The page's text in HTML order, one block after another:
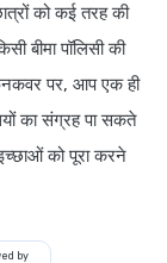
को कई तरह की
बीमा पॉलिसी की
पर, आप एक ही
का संग्रह पा सकते
को पूरा करने
by